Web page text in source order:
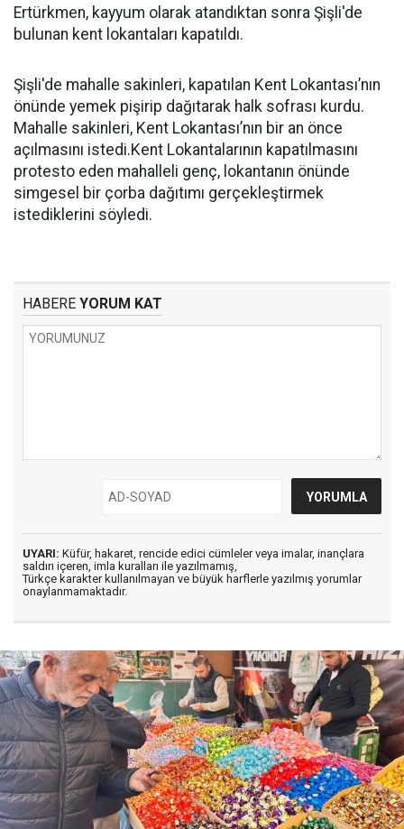
Ertürkmen, kayyum olarak atandıktan sonra Şişli'de
bulunan kent lokantaları kapatıldı.
Şişli'de mahalle sakinleri, kapatılan Kent Lokantası’nın
önünde yemek pişirip dağıtarak halk sofrası kurdu.
Mahalle sakinleri, Kent Lokantası’nın bir an önce
açılmasını istedi.Kent Lokantalarının kapatılmasını
protesto eden mahalleli genç, lokantanın önünde
simgesel bir çorba dağıtımı gerçekleştirmek
istediklerini söyledi.
HABERE YORUM KAT
UYARI: Küfür, hakaret, rencide edici cümleler veya imalar, inançlara
saldırı içeren, imla kuralları ile yazılmamış,
Türkçe karakter kullanılmayan ve büyük harflerle yazılmış yorumlar
onaylanmamaktadır.